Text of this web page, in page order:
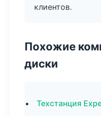
клиентов.
Похожие
диски
Техстанция